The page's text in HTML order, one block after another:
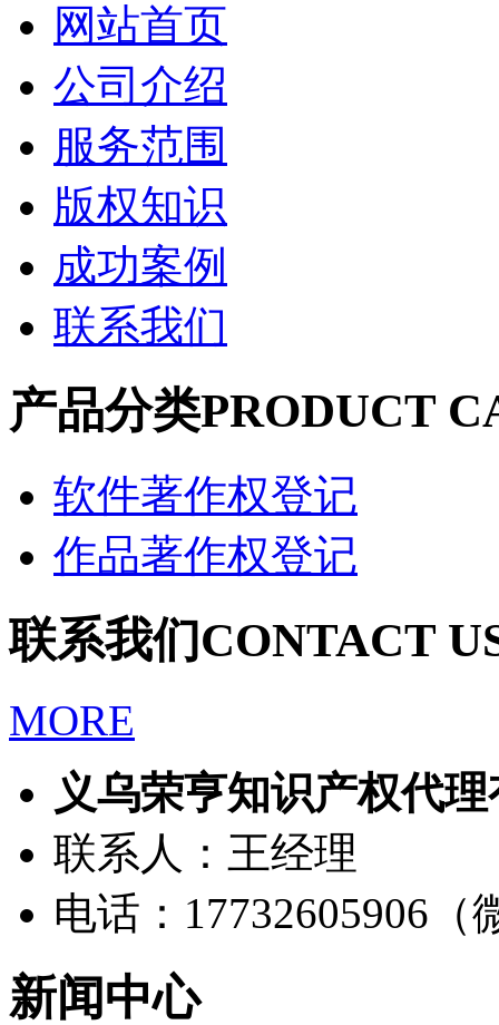
网站首页
公司介绍
服务范围
版权知识
成功案例
联系我们
产品分类PRODUCT
软件著作权登记
作品著作权登记
联系我们CONTACT
MORE
义乌荣亨知识产权代
联系人：王经理
电话：17732605906（
新闻中心